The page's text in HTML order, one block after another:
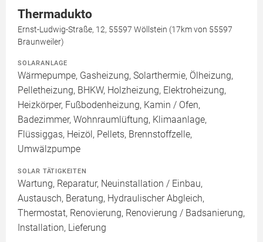
Thermadukto
Ernst-Ludwig-Straße, 12, 55597 Wöllstein (17km von 55597
Braunweiler)
SOLARANLAGE
Wärmepumpe, Gasheizung, Solarthermie, Ölheizung,
Pelletheizung, BHKW, Holzheizung, Elektroheizung,
Heizkörper, Fußbodenheizung, Kamin / Ofen,
Badezimmer, Wohnraumlüftung, Klimaanlage,
Flüssiggas, Heizöl, Pellets, Brennstoffzelle,
Umwälzpumpe
SOLAR TÄTIGKEITEN
Wartung, Reparatur, Neuinstallation / Einbau,
Austausch, Beratung, Hydraulischer Abgleich,
Thermostat, Renovierung, Renovierung / Badsanierung,
Installation, Lieferung